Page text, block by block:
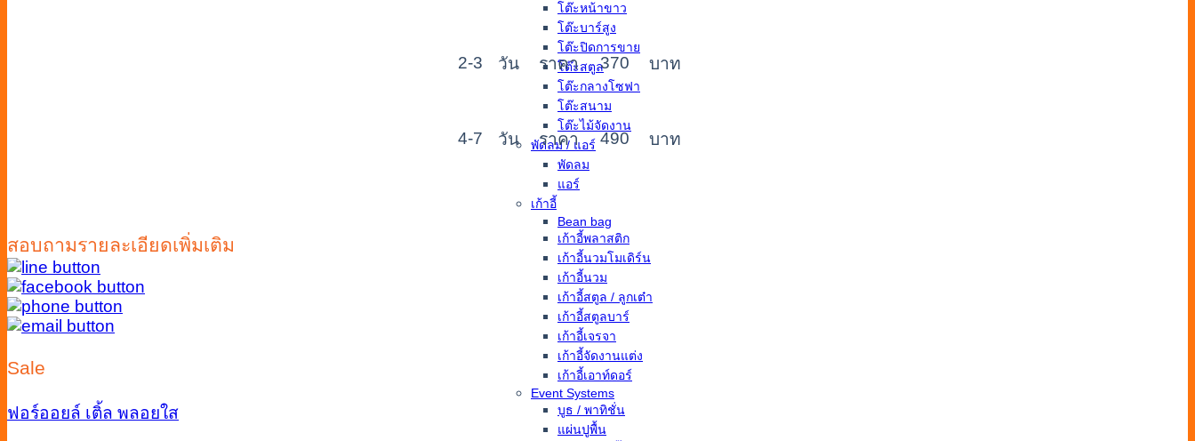
โต๊ะหน้าขาว
โต๊ะบาร์สูง
โต๊ะปิดการขาย
โต๊ะสตูล
โต๊ะกลางโซฟา
โต๊ะสนาม
โต๊ะไม้จัดงาน
พัดลม / แอร์
พัดลม
แอร์
เก้าอี้
Bean bag
เก้าอี้พลาสติก
เก้าอี้นวมโมเดิร์น
เก้าอี้นวม
เก้าอี้สตูล / ลูกเต๋า
เก้าอี้สตูลบาร์
เก้าอี้เจรจา
เก้าอี้จัดงานแต่ง
เก้าอี้เอาท์ดอร์
Event Systems
บูธ / พาทิชั่น
แผ่นปูพื้น
2-3 วัน ราคา 370 บาท
4-7 วัน ราคา 490 บาท
สอบถามรายละเอียดเพิ่มเติม
Sale
ฟอร์ออยล์ เติ้ล พลอยใส